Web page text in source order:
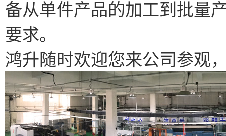
备从单件产品的加工到批量
要求。
鸿升随时欢迎您来公司参观